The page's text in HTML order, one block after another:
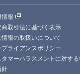
報
商取引法に基づく表示
報の取扱いについて
プライアンスポリシー
タマーハラスメントに対す
針